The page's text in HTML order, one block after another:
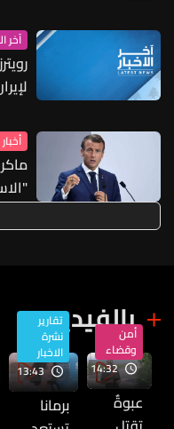
بلآخر
بالفيديو
أمن
وقضاء
14:32
عبوةٌ
تقارير
نشرة
الاخبار
13:43
برمانا